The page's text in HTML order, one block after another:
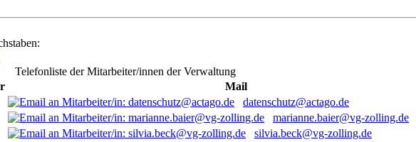
Telefonliste der Mitarbeiter/innen der Verwaltung
Mail
datenschutz@actago.de
marianne.baier@vg-zolling.de
silvia.beck@vg-zolling.de